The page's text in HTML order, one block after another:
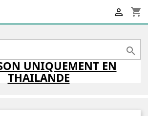
shopping_cart


UNIQUEMENTEN
THAILANDE